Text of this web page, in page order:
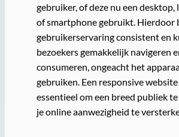
gebruiker, of deze nu een
of smartphone gebruikt. Hierdoor
gebruikerservaring consistent en
bezoekers gemakkelijk navigeren
consumeren, ongeacht het
gebruiken. Een responsive
essentieel om een breed publiek
je online aanwezigheid te